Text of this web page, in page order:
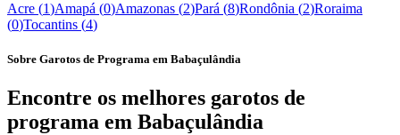
Acre (1)Amapá (0)Amazonas (2)Pará (8)Rondônia (2)Roraima
(0)Tocantins (4)
Sobre Garotos de Programa em Babaçulândia
Encontre os melhores garotos de
programa em Babaçulândia